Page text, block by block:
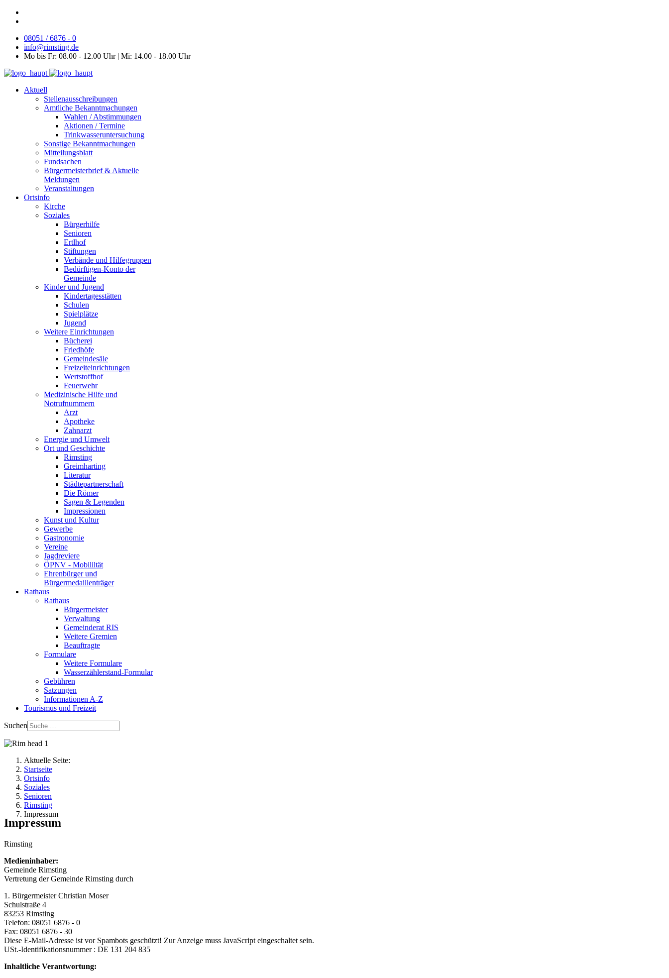
08051 / 6876 - 0
info@rimsting.de
Mo bis Fr: 08.00 - 12.00 Uhr | Mi: 14.00 - 18.00 Uhr
Aktuell
Stellenausschreibungen
Amtliche Bekanntmachungen
Wahlen / Abstimmungen
Aktionen / Termine
Trinkwasseruntersuchung
Sonstige Bekanntmachungen
Mitteilungsblatt
Fundsachen
Bürgermeisterbrief & Aktuelle
Meldungen
Veranstaltungen
Ortsinfo
Kirche
Soziales
Bürgerhilfe
Senioren
Ertlhof
Stiftungen
Verbände und Hilfegruppen
Bedürftigen-Konto der
Gemeinde
Kinder und Jugend
Kindertagesstätten
Schulen
Spielplätze
Jugend
Weitere Einrichtungen
Bücherei
Friedhöfe
Gemeindesäle
Freizeiteinrichtungen
Wertstoffhof
Feuerwehr
Medizinische Hilfe und
Notrufnummern
Arzt
Apotheke
Zahnarzt
Energie und Umwelt
Ort und Geschichte
Rimsting
Greimharting
Literatur
Städtepartnerschaft
Die Römer
Sagen & Legenden
Impressionen
Kunst und Kultur
Gewerbe
Gastronomie
Vereine
Jagdreviere
ÖPNV - Mobililtät
Ehrenbürger und
Bürgermedaillenträger
Rathaus
Rathaus
Bürgermeister
Verwaltung
Gemeinderat RIS
Weitere Gremien
Beauftragte
Formulare
Weitere Formulare
Wasserzählerstand-Formular
Gebühren
Satzungen
Informationen A-Z
Tourismus und Freizeit
Suchen
Aktuelle Seite:
Startseite
Ortsinfo
Soziales
Senioren
Rimsting
Impressum
Impressum
Rimsting
Medieninhaber:
Gemeinde Rimsting
Vertretung der Gemeinde Rimsting durch
1. Bürgermeister Christian Moser
Schulstraße 4
83253 Rimsting
Telefon: 08051 6876 - 0
Fax: 08051 6876 - 30
Diese E-Mail-Adresse ist vor Spambots geschützt! Zur Anzeige muss JavaScript eingeschaltet sein.
USt.-Identifikationsnummer : DE 131 204 835
Inhaltliche Verantwortung: